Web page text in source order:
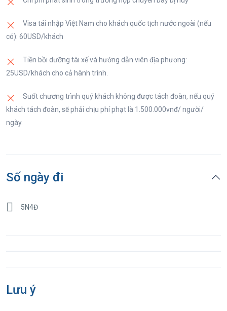
Visa tái nhập Việt Nam cho khách quốc tịch nước ngoài (nếu
có): 60USD/khách
Tiền bồi dưỡng tài xế và hướng dẫn viên địa phương:
25USD/khách cho cả hành trình.
Suốt chương trình quý khách không được tách đoàn, nếu quý
khách tách đoàn, sẽ phải chịu phí phạt là 1.500.000vnđ/ người/
ngày.
Số ngày đi
5N4Đ
Lưu ý